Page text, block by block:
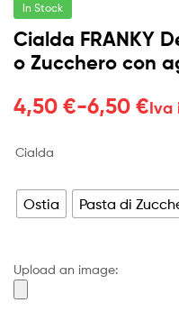
In Stock
Cialda FRANKY
o Zucchero con
4,50 €-6,50 €
Fascia
da
a
Iva
Cialda
Ostia Pasta di
Upload an image: